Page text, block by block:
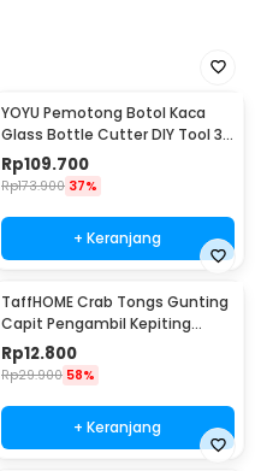
YOYU Pemotong Botol Kaca
Glass Bottle Cutter DIY Tool 3-
10mm - WD20
Rp109.700
Rp173.900 37%
+ Keranjang
TaffHOME Crab Tongs Gunting
Capit Pengambil Kepiting
38cm Flat - CT1716
Rp12.800
Rp29.900 58%
+ Keranjang